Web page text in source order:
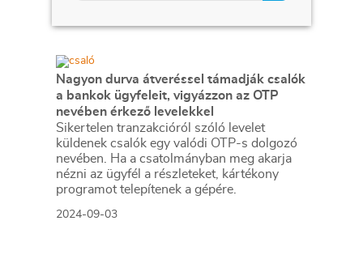
Nagyon durva átveréssel támadják csalók
a bankok ügyfeleit, vigyázzon az OTP
nevében érkező levelekkel
Sikertelen tranzakcióról szóló levelet
küldenek csalók egy valódi OTP-s dolgozó
nevében. Ha a csatolmányban meg akarja
nézni az ügyfél a részleteket, kártékony
programot telepítenek a gépére.
2024-09-03